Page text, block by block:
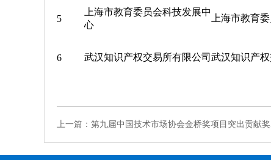
5
上海市教育委员会科技发展中
心
上海市教育
6 武汉知识产权交易所有限公司 武汉知识产
上一篇：第九届中国技术市场协会金桥奖项目突出贡献